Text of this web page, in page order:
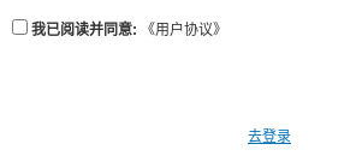
我已阅读并同意: 《用户协议》
去登录